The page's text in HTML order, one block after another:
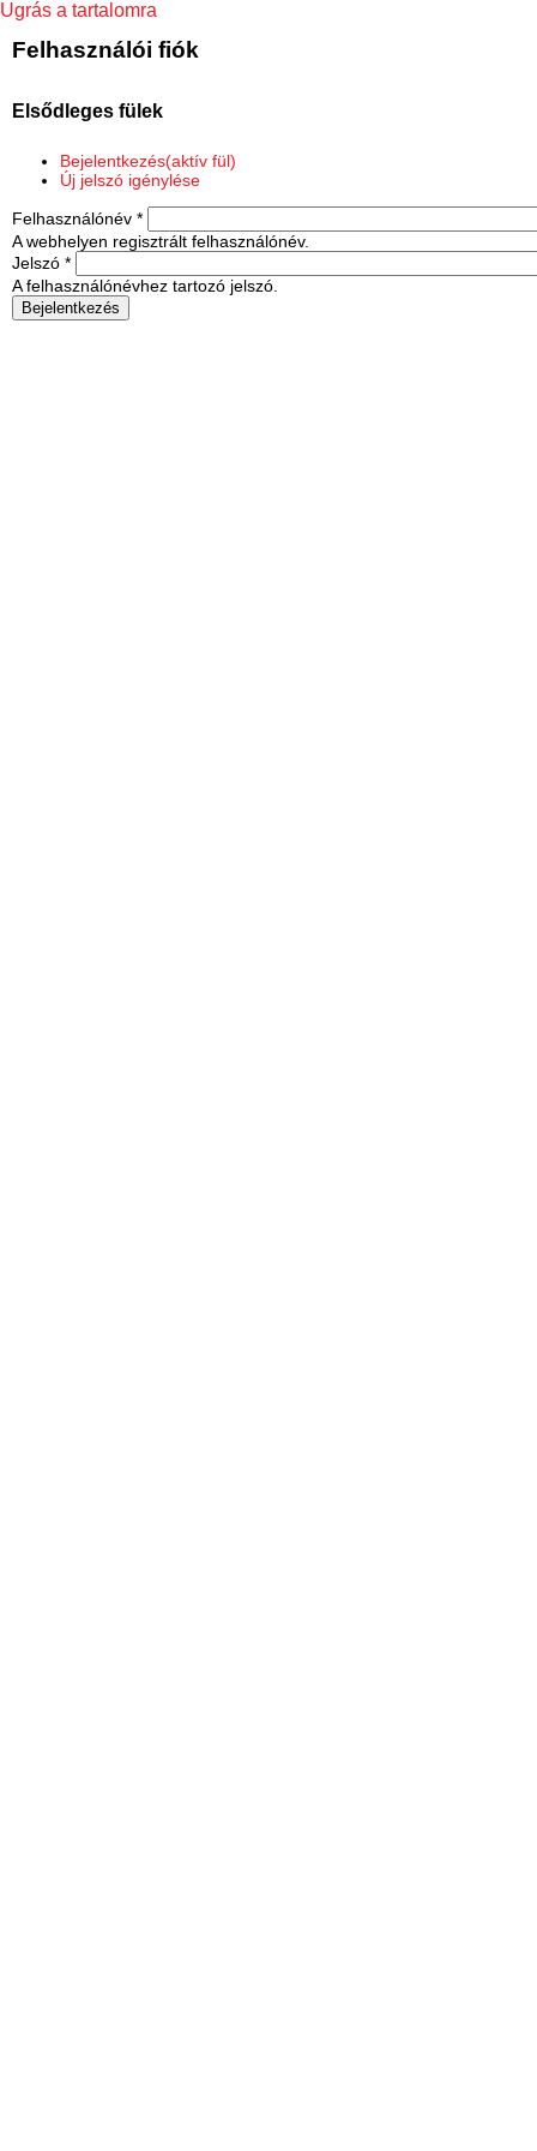
Ugrás a tartalomra
Felhasználói fiók
Elsődleges fülek
Bejelentkezés(aktív fül)
Új jelszó igénylése
Felhasználónév *
A webhelyen regisztrált felhasználónév.
Jelszó *
A felhasználónévhez tartozó jelszó.